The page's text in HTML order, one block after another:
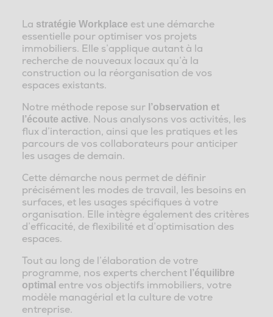
La stratégie Workplace est une démarche
essentielle pour optimiser vos projets
immobiliers. Elle s’applique autant à la
recherche de nouveaux locaux qu’à la
construction ou la réorganisation de vos
espaces existants.
Notre méthode repose sur l’observation et
l’écoute active. Nous analysons vos activités, les
flux d’interaction, ainsi que les pratiques et les
parcours de vos collaborateurs pour anticiper
les usages de demain.
Cette démarche nous permet de définir
précisément les modes de travail, les besoins en
surfaces, et les usages spécifiques à votre
organisation. Elle intègre également des critères
d’efficacité, de flexibilité et d’optimisation des
espaces.
Tout au long de l’élaboration de votre
programme, nos experts cherchent l’équilibre
optimal entre vos objectifs immobiliers, votre
modèle managérial et la culture de votre
entreprise.